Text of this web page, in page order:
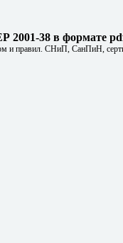
2001-38 в формате
и правил. СНиП, СанПиН,